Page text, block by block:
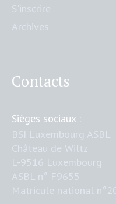
Contacts
Sièges sociaux :